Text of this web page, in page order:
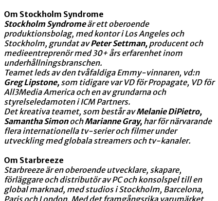
Om Stockholm Syndrome
Stockholm Syndromeär ett oberoende
produktionsbolag, med kontor i Los Angeles och
Stockholm, grundat avPeter Settman, producent och
medieentreprenör med 30+ års erfarenhet inom
underhållningsbranschen.
Teamet leds av den tvåfaldiga Emmy-vinnaren, vd:n
Greg Lipstone, som tidigare var VD för Propagate, VD för
All3Media America och en av grundarna och
styrelseledamoten i ICM Partners.
Det kreativa teamet, som består avMelanie DiPietro,
Samantha SimonochMarianne Gray, har för närvarande
flera internationella tv-serier och filmer under
utveckling med globala streamers och tv-kanaler.
Om Starbreeze
Starbreeze är en oberoende utvecklare, skapare,
förläggare och distributör av PC och konsolspel till en
global marknad, med studios i Stockholm, Barcelona,
Paris och London. Med det framgångsrika varumärket